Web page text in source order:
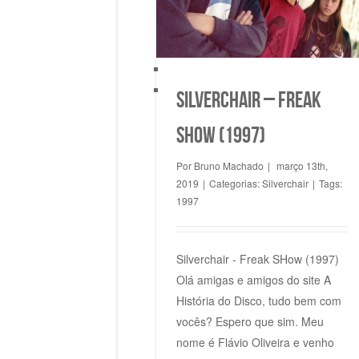
Silverchair
Silverchair – Freak
Show (1997)
Por Bruno Machado | março 13th,
2019 | Categorias:Silverchair | Tags:
1997
Silverchair - Freak SHow (1997)
Olá amigas e amigos do site A
História do Disco, tudo bem com
vocês? Espero que sim. Meu
nome é Flávio Oliveira e venho